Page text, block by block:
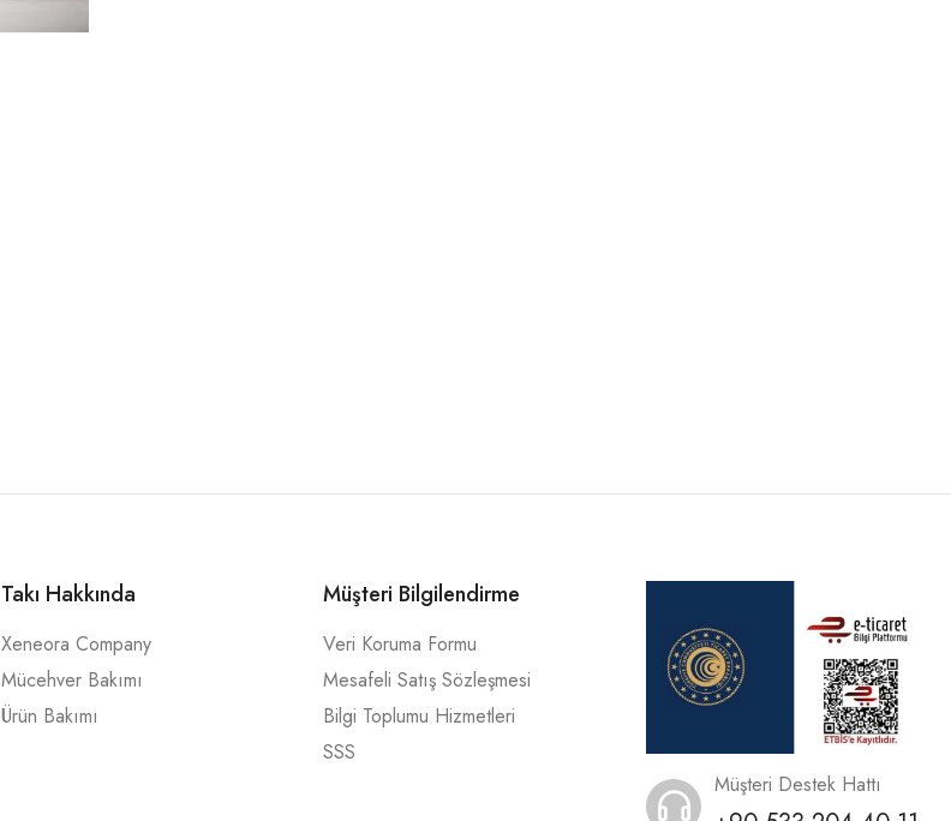
Takı Hakkında
Xeneora Company
Mücehver Bakımı
Ürün Bakımı
Müşteri Bilgilendirme
Veri Koruma Formu
Mesafeli Satış Sözleşmesi
Bilgi Toplumu Hizmetleri
SSS
Müşteri Destek Hattı